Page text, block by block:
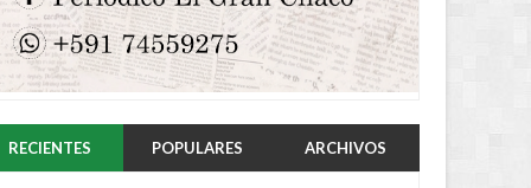
RECIENTES POPULARES ARCHIVOS